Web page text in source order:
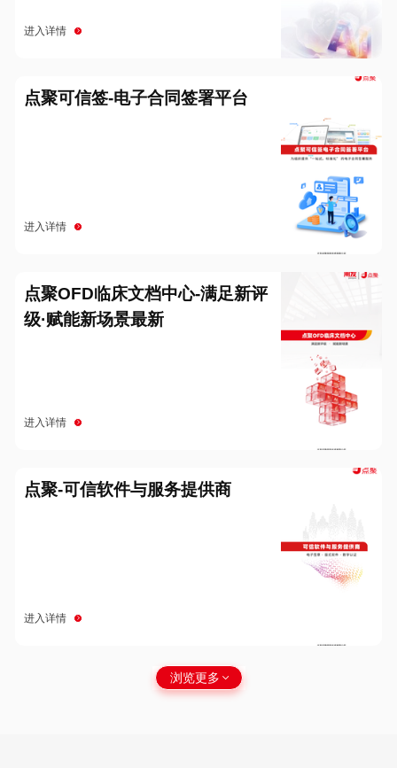
进入详情
点聚可信签-电子合同签署平台
进入详情
点聚OFD临床文档中心-满足新评
级·赋能新场景最新
进入详情
点聚-可信软件与服务提供商
进入详情
浏览更多